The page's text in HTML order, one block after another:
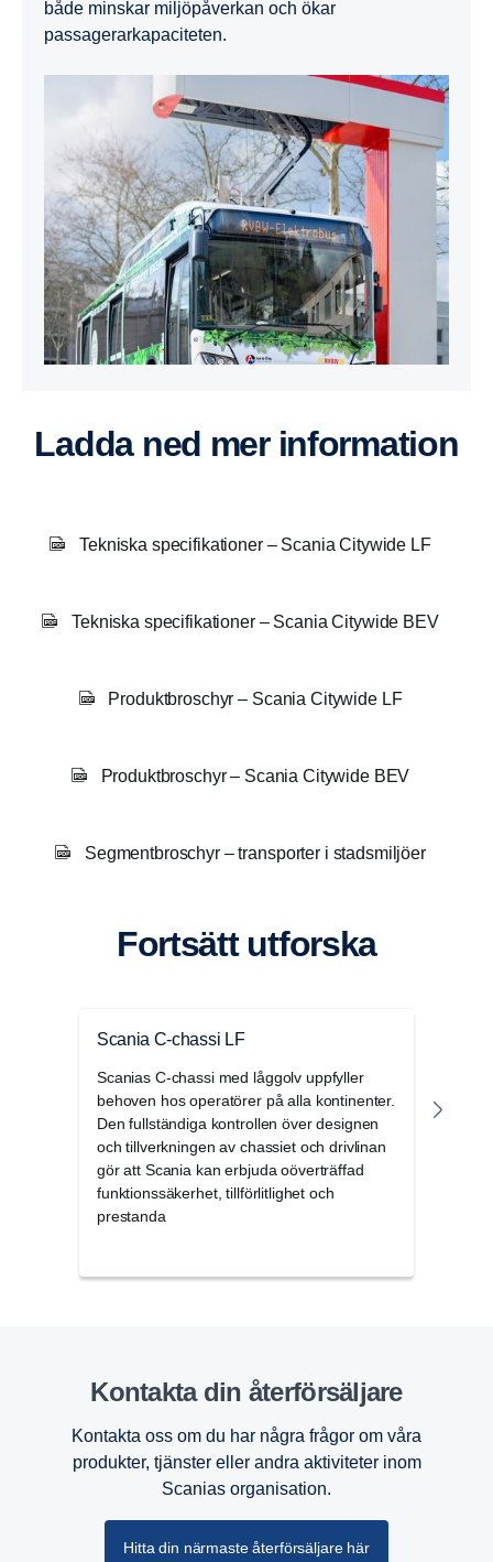
både minskar miljöpåverkan och ökar
passagerarkapaciteten.
Ladda ned mer information
Tekniska specifikationer – Scania Citywide LF
Tekniska specifikationer – Scania Citywide BEV
Produktbroschyr – Scania Citywide LF
Produktbroschyr – Scania Citywide BEV
Segmentbroschyr – transporter i stadsmiljöer
Fortsätt utforska
Scania C-chassi LF
Scanias C-chassi med låggolv uppfyller
behoven hos operatörer på alla kontinenter.
Den fullständiga kontrollen över designen
och tillverkningen av chassiet och drivlinan
gör att Scania kan erbjuda oöverträffad
funktionssäkerhet, tillförlitlighet och
prestanda
Kontakta din återförsäljare
Kontakta oss om du har några frågor om våra
produkter, tjänster eller andra aktiviteter inom
Scanias organisation.
Hitta din närmaste återförsäljare här